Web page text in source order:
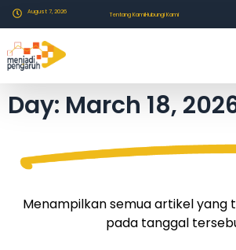
August 7, 2026 Tentang KamiHubungi Kami
Day: March 18,
Menampilkan semua artikel yang
pada tanggal